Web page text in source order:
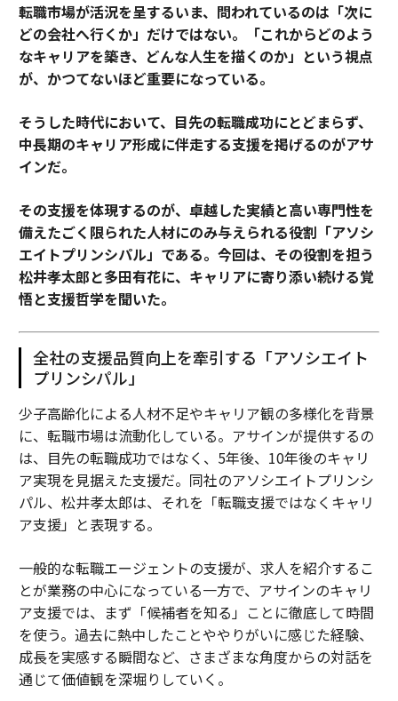
転職市場が活況を呈するいま、問われているのは「次に
どの会社へ行くか」だけではない。「これからどのよう
なキャリアを築き、どんな人生を描くのか」という視点
が、かつてないほど重要になっている。
そうした時代において、目先の転職成功にとどまらず、
中長期のキャリア形成に伴走する支援を掲げるのがアサ
インだ。
その支援を体現するのが、卓越した実績と高い専門性を
備えたごく限られた人材にのみ与えられる役割「アソシ
エイトプリンシパル」である。今回は、その役割を担う
松井孝太郎と多田有花に、キャリアに寄り添い続ける覚
悟と支援哲学を聞いた。
全社の支援品質向上を牽引する「アソシエイト
プリンシパル」
少子高齢化による人材不足やキャリア観の多様化を背景
に、転職市場は流動化している。アサインが提供するの
は、目先の転職成功ではなく、5年後、10年後のキャリ
ア実現を見据えた支援だ。同社のアソシエイトプリンシ
パル、松井孝太郎は、それを「転職支援ではなくキャリ
ア支援」と表現する。
一般的な転職エージェントの支援が、求人を紹介するこ
とが業務の中心になっている一方で、アサインのキャリ
ア支援では、まず「候補者を知る」ことに徹底して時間
を使う。過去に熱中したことややりがいに感じた経験、
成長を実感する瞬間など、さまざまな角度からの対話を
通じて価値観を深堀りしていく。